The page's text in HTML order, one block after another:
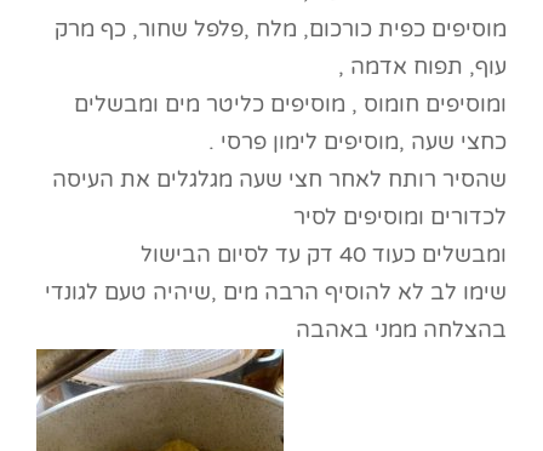
מוסיפים כפית כורכום, מלח ,פלפל שחור, כף מרק
עוף, תפוח אדמה ,
ומוסיפים חומוס , מוסיפים כליטר מים ומבשלים
כחצי שעה ,מוסיפים לימון פרסי .
שהסיר רותח לאחר חצי שעה מגלגלים את העיסה
לכדורים ומוסיפים לסיר
ומבשלים כעוד 40 דק עד לסיום הבישול
שימו לב לא להוסיף הרבה מים ,שיהיה טעם לגונדי
בהצלחה ממני באהבה